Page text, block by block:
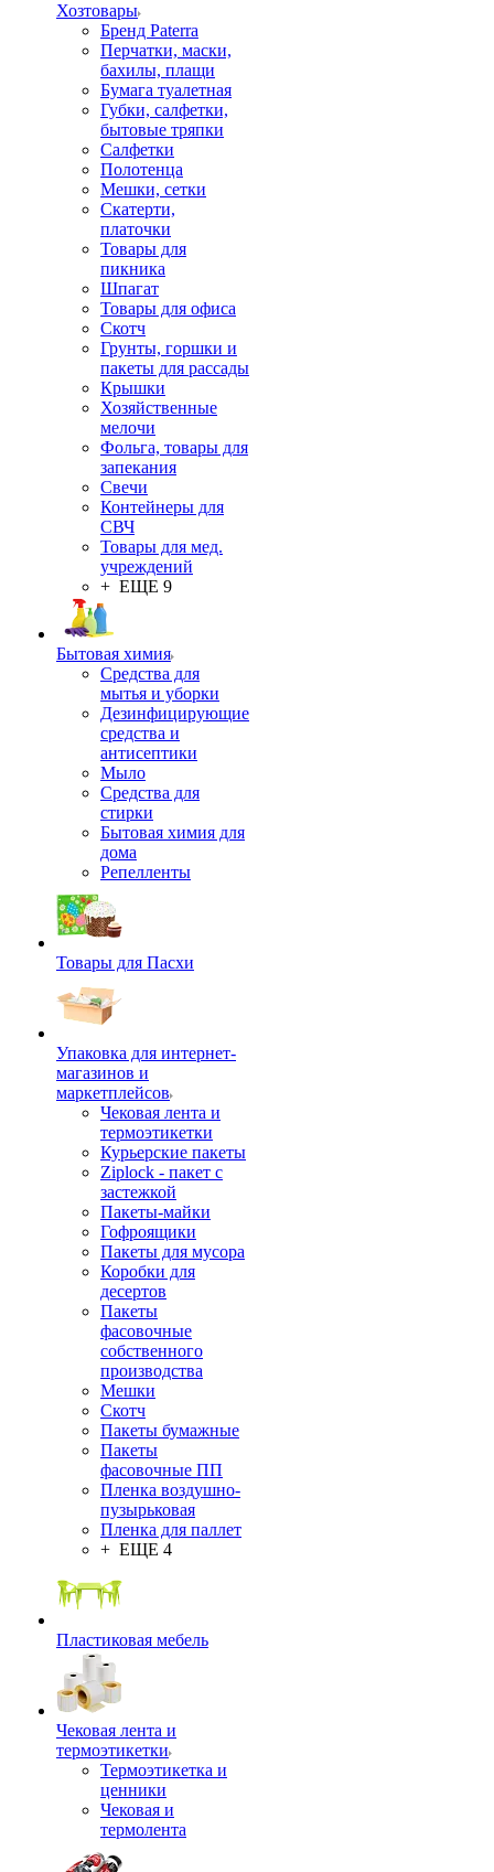
Хозтовары
Бренд Paterra
Перчатки, маски,
бахилы, плащи
Бумага туалетная
Губки, салфетки,
бытовые тряпки
Салфетки
Полотенца
Мешки, сетки
Скатерти,
платочки
Товары для
пикника
Шпагат
Товары для офиса
Скотч
Грунты, горшки и
пакеты для рассады
Крышки
Хозяйственные
мелочи
Фольга, товары для
запекания
Свечи
Контейнеры для
СВЧ
Товары для мед.
учреждений
+ ЕЩЕ 9
Бытовая химия
Средства для
мытья и уборки
Дезинфицирующие
средства и
антисептики
Мыло
Средства для
стирки
Бытовая химия для
дома
Репелленты
Товары для Пасхи
Упаковка для интернет-
магазинов и
маркетплейсов
Чековая лента и
термоэтикетки
Курьерские пакеты
Ziplock - пакет с
застежкой
Пакеты-майки
Гофроящики
Пакеты для мусора
Коробки для
десертов
Пакеты
фасовочные
собственного
производства
Мешки
Скотч
Пакеты бумажные
Пакеты
фасовочные ПП
Пленка воздушно-
пузырьковая
Пленка для паллет
+ ЕЩЕ 4
Пластиковая мебель
Чековая лента и
термоэтикетки
Термоэтикетка и
ценники
Чековая и
термолента